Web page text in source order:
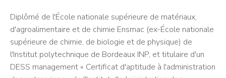
Diplômé de l'École nationale supérieure de matériaux,
d'agroalimentaire et de chimie Ensmac (ex-École nationale
supérieure de chimie, de biologie et de physique) de
l'Institut polytechnique de Bordeaux INP, et titulaire d'un
DESS management « Certificat d'aptitude à l'administration